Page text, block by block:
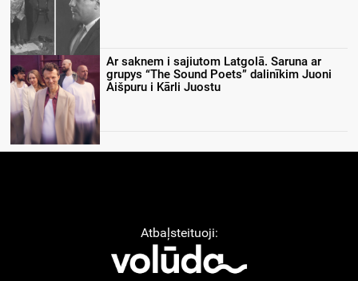
Ar saknem i sajiutom Latgolā. Saruna ar
grupys “The Sound Poets” dalinīkim Juoni
Aišpuru i Kārli Juostu
Atbaļsteituoji: